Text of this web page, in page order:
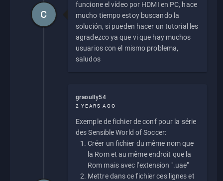
funcione el vídeo por HDMI en PC, hace
mucho tiempo estoy buscando la
solución, si pueden hacer un tutorial les
agradezco ya que vi que hay muchos
usuarios con el mismo problema,
saludos
C
graoully54
2 YEARS AGO
Exemple de fichier de conf pour la série
des Sensible World of Soccer:
Créer un fichier du même nom que
la Rom et au même endroit que la
Rom mais avec l'extension ".uae"
Mettre dans ce fichier ces lignes et